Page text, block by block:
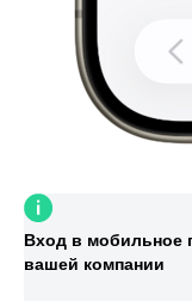
Вход в мобильное
вашей компании